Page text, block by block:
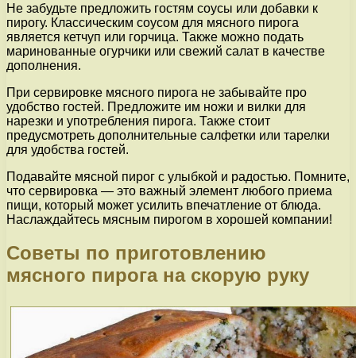
Не забудьте предложить гостям соусы или добавки к
пирогу. Классическим соусом для мясного пирога
является кетчуп или горчица. Также можно подать
маринованные огурчики или свежий салат в качестве
дополнения.
При сервировке мясного пирога не забывайте про
удобство гостей. Предложите им ножи и вилки для
нарезки и употребления пирога. Также стоит
предусмотреть дополнительные салфетки или тарелки
для удобства гостей.
Подавайте мясной пирог с улыбкой и радостью. Помните,
что сервировка — это важный элемент любого приема
пищи, который может усилить впечатление от блюда.
Наслаждайтесь мясным пирогом в хорошей компании!
Советы по приготовлению
мясного пирога на скорую руку